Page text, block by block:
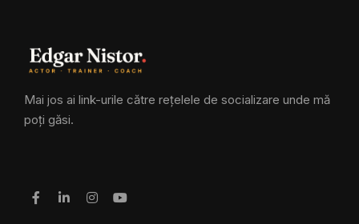
Mai jos ai link-urile către rețelele de socializare unde mă
poți găsi.